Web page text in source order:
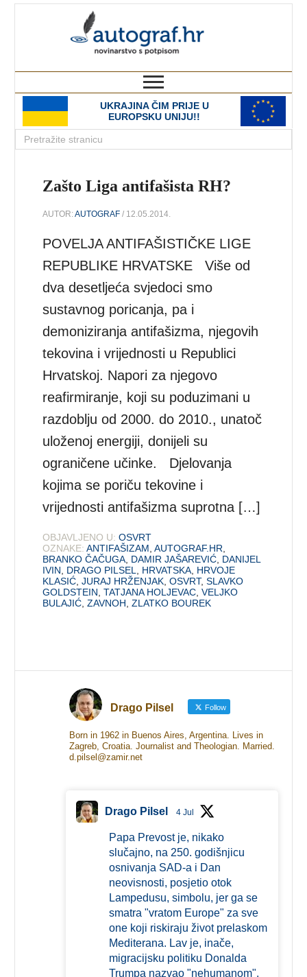
UKRAJINA ČIM PRIJE U
EUROPSKU UNIJU!!
Zašto Liga antifašista RH?
AUTOR:AUTOGRAF / 12.05.2014.
POVELJA ANTIFAŠISTIČKE LIGE
REPUBLIKE HRVATSKE Više od
dva desetljeća svjedoci smo
sustavnog poricanja, pa i
demoniziranja antifašizma, njegovih
tekovina i vrijednosti u Republici
Hrvatskoj. Napori za njegovo
reafirmiranje, koji su poduzimani u
razdoblju od 2000. do 2010., unatoč
uloženoj energiji, donijeli su
ograničene učinke. Djelovanja
kojima se poriču tekovine i
vrijednosti antifašizma suprotna […]
OBJAVLJENO U: OSVRT
OZNAKE: ANTIFAŠIZAM ,AUTOGRAF.HR
BRANKO ČAČUGA DAMIR JAŠAREVIĆ DANIJEL
IVIN
DRAGO PILSEL HRVATSKA HRVOJE
KLASIĆ ,JURAJ HRŽENJAK ,OSVRT,SLAVKO
GOLDSTEIN ,TATJANA HOLJEVAC ,VELJKO
BULAJIĆ ,ZAVNOH ,ZLATKO BOUREK
Drago Pilsel Follow
Born in 1962 in Buenos Aires, Argentina. Lives in
Zagreb, Croatia. Journalist and Theologian. Married.
d.pilsel@zamir.net
Drago Pilsel 4 Jul
Papa Prevost je, nikako
slučajno, na 250. godišnjicu
osnivanja SAD-a i Dan
neovisnosti, posjetio otok
Lampedusu, simbolu, jer ga se
smatra "vratom Europe" za sve
one koji riskiraju život prelaskom
Mediterana. Lav je, inače,
migracijsku politiku Donalda
Trumpa nazvao "nehumanom".